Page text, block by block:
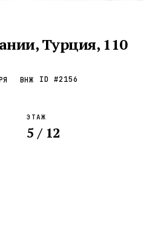
Россия · 2
Кипр
Турция, 110
ВНЖ ID #2156
ЭТАЖ
5 / 12